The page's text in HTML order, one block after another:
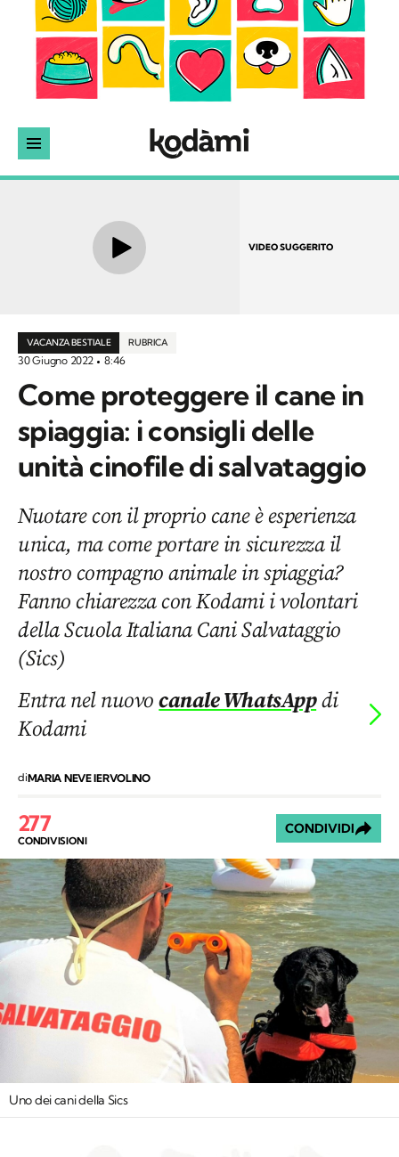
VIDEO SUGGERITO
VACANZA BESTIALE RUBRICA
30 Giugno 2022 8:46
Come proteggere il cane in
spiaggia: i consigli delle
unità cinofile di salvataggio
Nuotare con il proprio cane è esperienza
unica, ma come portare in sicurezza il
nostro compagno animale in spiaggia?
Fanno chiarezza con Kodami i volontari
della Scuola Italiana Cani Salvataggio
(Sics)
Entra nel nuovocanale WhatsAppdi
Kodami
diMARIA NEVE IERVOLINO
277
CONDIVISIONI
CONDIVIDI
Uno dei cani della Sics